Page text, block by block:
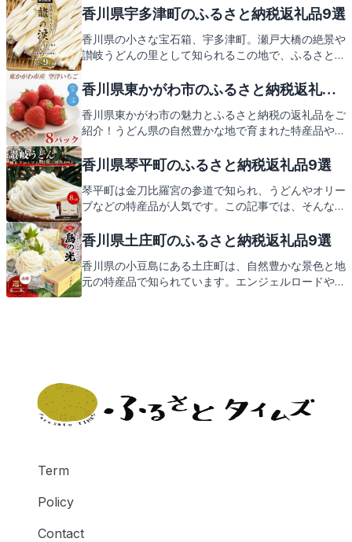
海の幸が楽しめる町としても人気です。そんな多度津
産品があるのでしょうか。次のページで早速見ていき
ましょう。
香川県宇多津町のふるさと納税返礼品9選
香川県の小さな宝石箱、宇多津町。瀬戸大橋の絶景や
讃岐うどんの里として知られるこの地で、ふるさと納
宇多津町が誇る観光スポットとともに、心温まる返礼
香川県東かがわ市のふるさと納税返礼品9
選
香川県東かがわ市の魅力とふるさと納税の返礼品をご
紹介！うどん県の自然豊かな地で育まれた特産品や、
魅了するスポットが満載です。さぁ、地元の味と心を
香川県琴平町のふるさと納税返礼品9選
琴平町は金刀比羅宮の参道で知られ、うどんやオリー
ブなどの特産品が人気です。この記事では、そんな琴
ご期待ください。
香川県土庄町のふるさと納税返礼品9選
香川県の小豆島にある土庄町は、自然豊かな景色と地
元の特産品で知られています。エンジェルロードやオ
Term
Policy
Contact